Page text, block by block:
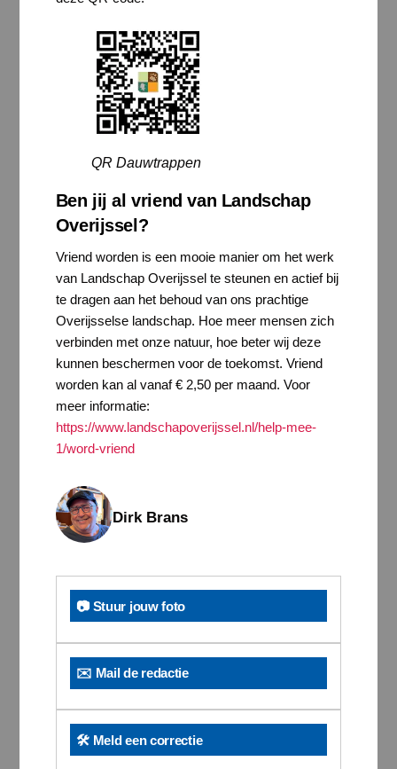
QR Dauwtrappen
Ben jij al vriend van Landschap
Overijssel?
Vriend worden is een mooie manier om het werk
van Landschap Overijssel te steunen en actief bij
te dragen aan het behoud van ons prachtige
Overijsselse landschap. Hoe meer mensen zich
verbinden met onze natuur, hoe beter wij deze
kunnen beschermen voor de toekomst. Vriend
worden kan al vanaf € 2,50 per maand. Voor
meer informatie:
https://www.landschapoverijssel.nl/help-mee-
1/word-vriend
Dirk Brans
📷 Stuur jouw foto
✉️ Mail de redactie
🛠️ Meld een correctie